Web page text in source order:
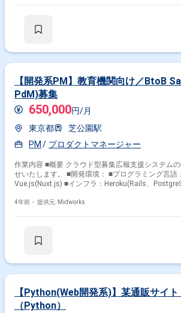
にPythonを使用) ■フレームワーク：Ruby on Rails
【開発系PM】教育機関向け／BtoB
PdM)募集
650,000円/月
東京都
芝公園駅
PM
プロダクトマネージャー
作業内容 ■概要 クラウド型募集広報支援システム
せいたします。 ■開発環境： ■プログラミング言語：Ruby(Rails6)
Vue.js(Nuxt.js) ■インフラ：Heroku(Rails、
Netlify Vercel ■モニタリング：New Relic/Sentry/
4年前・ 提供元: Midworks
【Python(Web開発系)】某通販サイ
（Python）